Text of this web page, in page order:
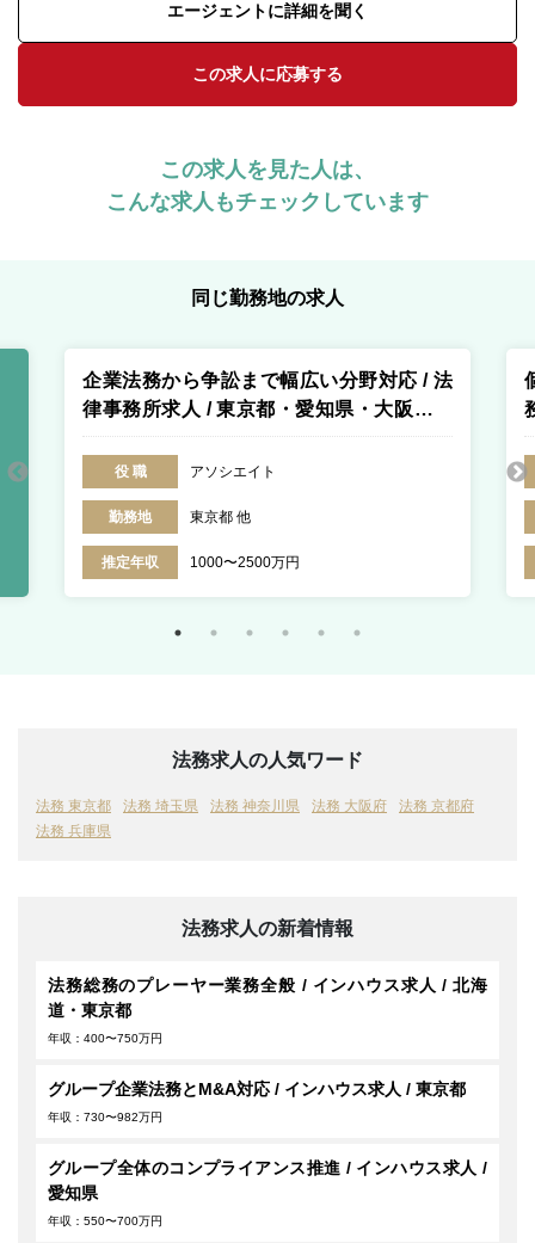
エージェントに詳細を聞く
この求人に応募する
この求人を見た人は、
こんな求人もチェックしています
同じ勤務地の求人
企業法務から争訟まで幅広い分野対応 / 法
律事務所求人 / 東京都・愛知県・大阪府・
京都府・兵庫県・福岡県
役 職 アソシエイト
勤務地 東京都 他
推定年収 1000〜2500万円
法務求人の人気ワード
法務 東京都 法務 埼玉県 法務 神奈川県 法務 大阪府
法務 京都府
法務 兵庫県
法務求人の新着情報
法務総務のプレーヤー業務全般 / インハウス求人 / 北海
道・東京都
年収：400〜750万円
グループ企業法務とM&A対応 / インハウス求人 / 東京都
年収：730〜982万円
グループ全体のコンプライアンス推進 / インハウス求人 /
愛知県
年収：550〜700万円